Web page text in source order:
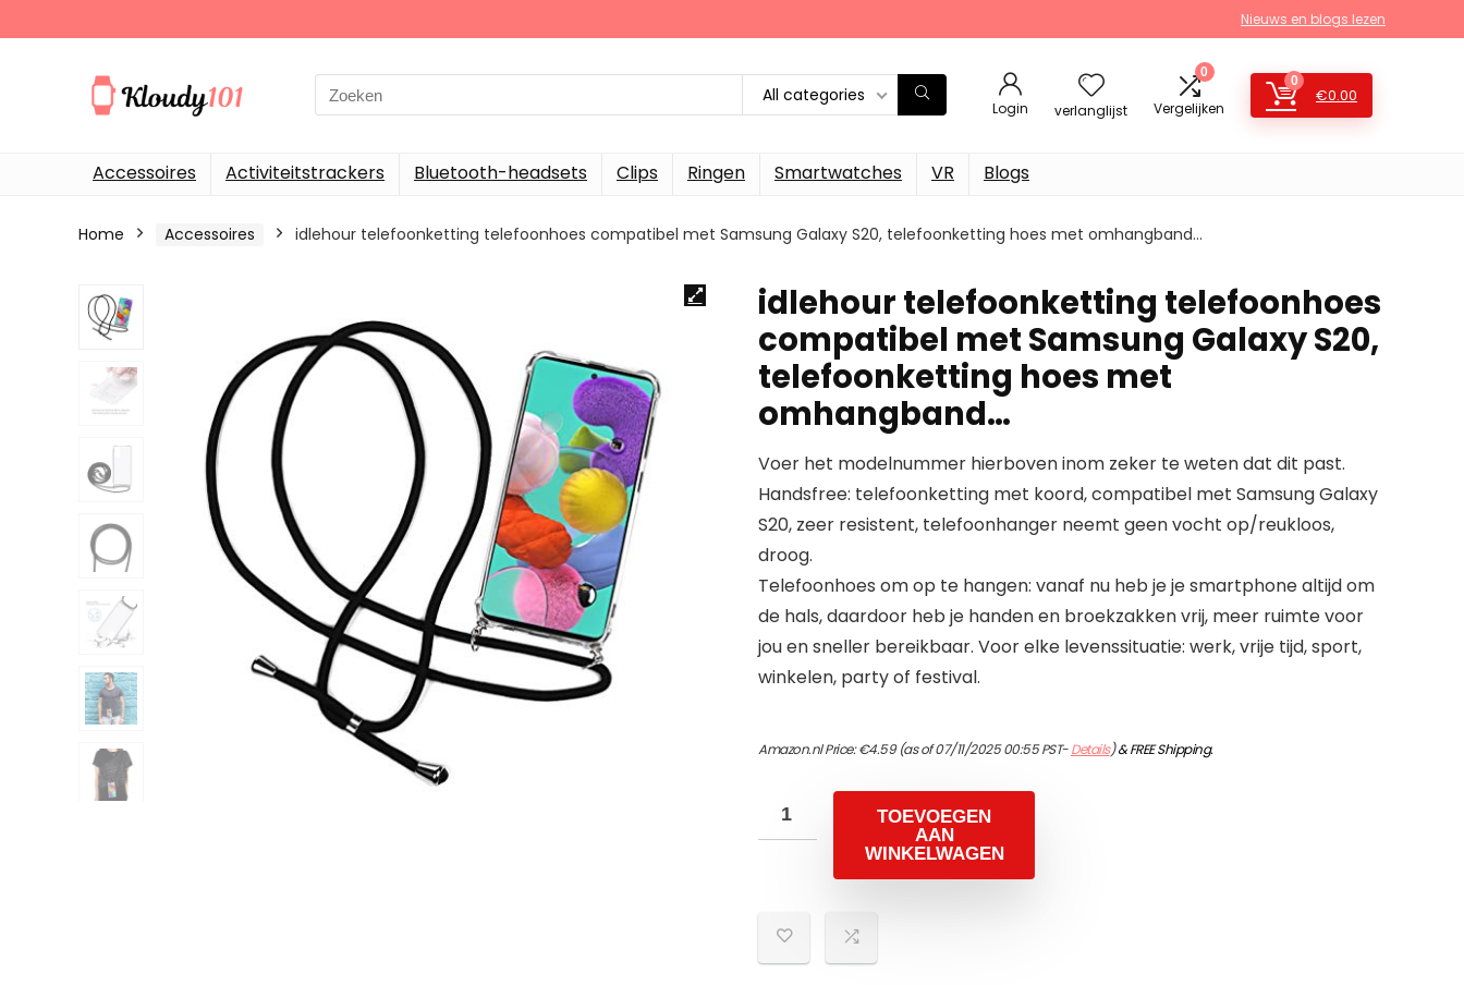
Nieuws en blogs lezen
Search
for:
All categories
Login verlanglijst
0
Vergelijken
0
€0.00
Accessoires Activiteitstrackers Bluetooth-headsets Clips Ringen Smartwatches VR Blogs
Home Accessoires idlehour telefoonketting telefoonhoes compatibel met Samsung Galaxy S20, telefoonketting hoes met omhangband…
idlehour telefoonketting telefoonhoes
compatibel met Samsung Galaxy S20,
telefoonketting hoes met
omhangband…
Voer het modelnummer hierboven inom zeker te weten dat dit past.
Handsfree: telefoonketting met koord, compatibel met Samsung Galaxy
S20, zeer resistent, telefoonhanger neemt geen vocht op/reukloos,
droog.
Telefoonhoes om op te hangen: vanaf nu heb je je smartphone altijd om
de hals, daardoor heb je handen en broekzakken vrij, meer ruimte voor
jou en sneller bereikbaar. Voor elke levenssituatie: werk, vrije tijd, sport,
winkelen, party of festival.
Amazon.nl Price:€4.59(as of 07/11/2025 00:55 PST-Details)&FREE Shipping.
TOEVOEGEN
AAN
WINKELWAGEN